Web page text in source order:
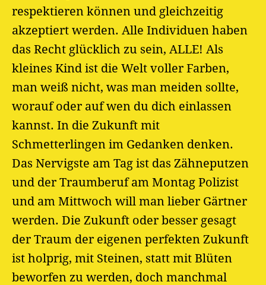
respektieren können und gleichzeitig
akzeptiert werden. Alle Individuen haben
das Recht glücklich zu sein, ALLE! Als
kleines Kind ist die Welt voller Farben,
man weiß nicht, was man meiden sollte,
worauf oder auf wen du dich einlassen
kannst. In die Zukunft mit
Schmetterlingen im Gedanken denken.
Das Nervigste am Tag ist das Zähneputzen
und der Traumberuf am Montag Polizist
und am Mittwoch will man lieber Gärtner
werden. Die Zukunft oder besser gesagt
der Traum der eigenen perfekten Zukunft
ist holprig, mit Steinen, statt mit Blüten
beworfen zu werden, doch manchmal